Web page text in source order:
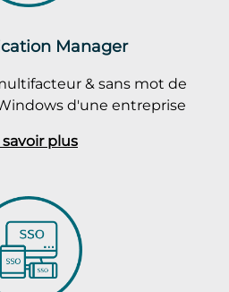
Manager
& sans mot de
d'une entreprise
savoir plus